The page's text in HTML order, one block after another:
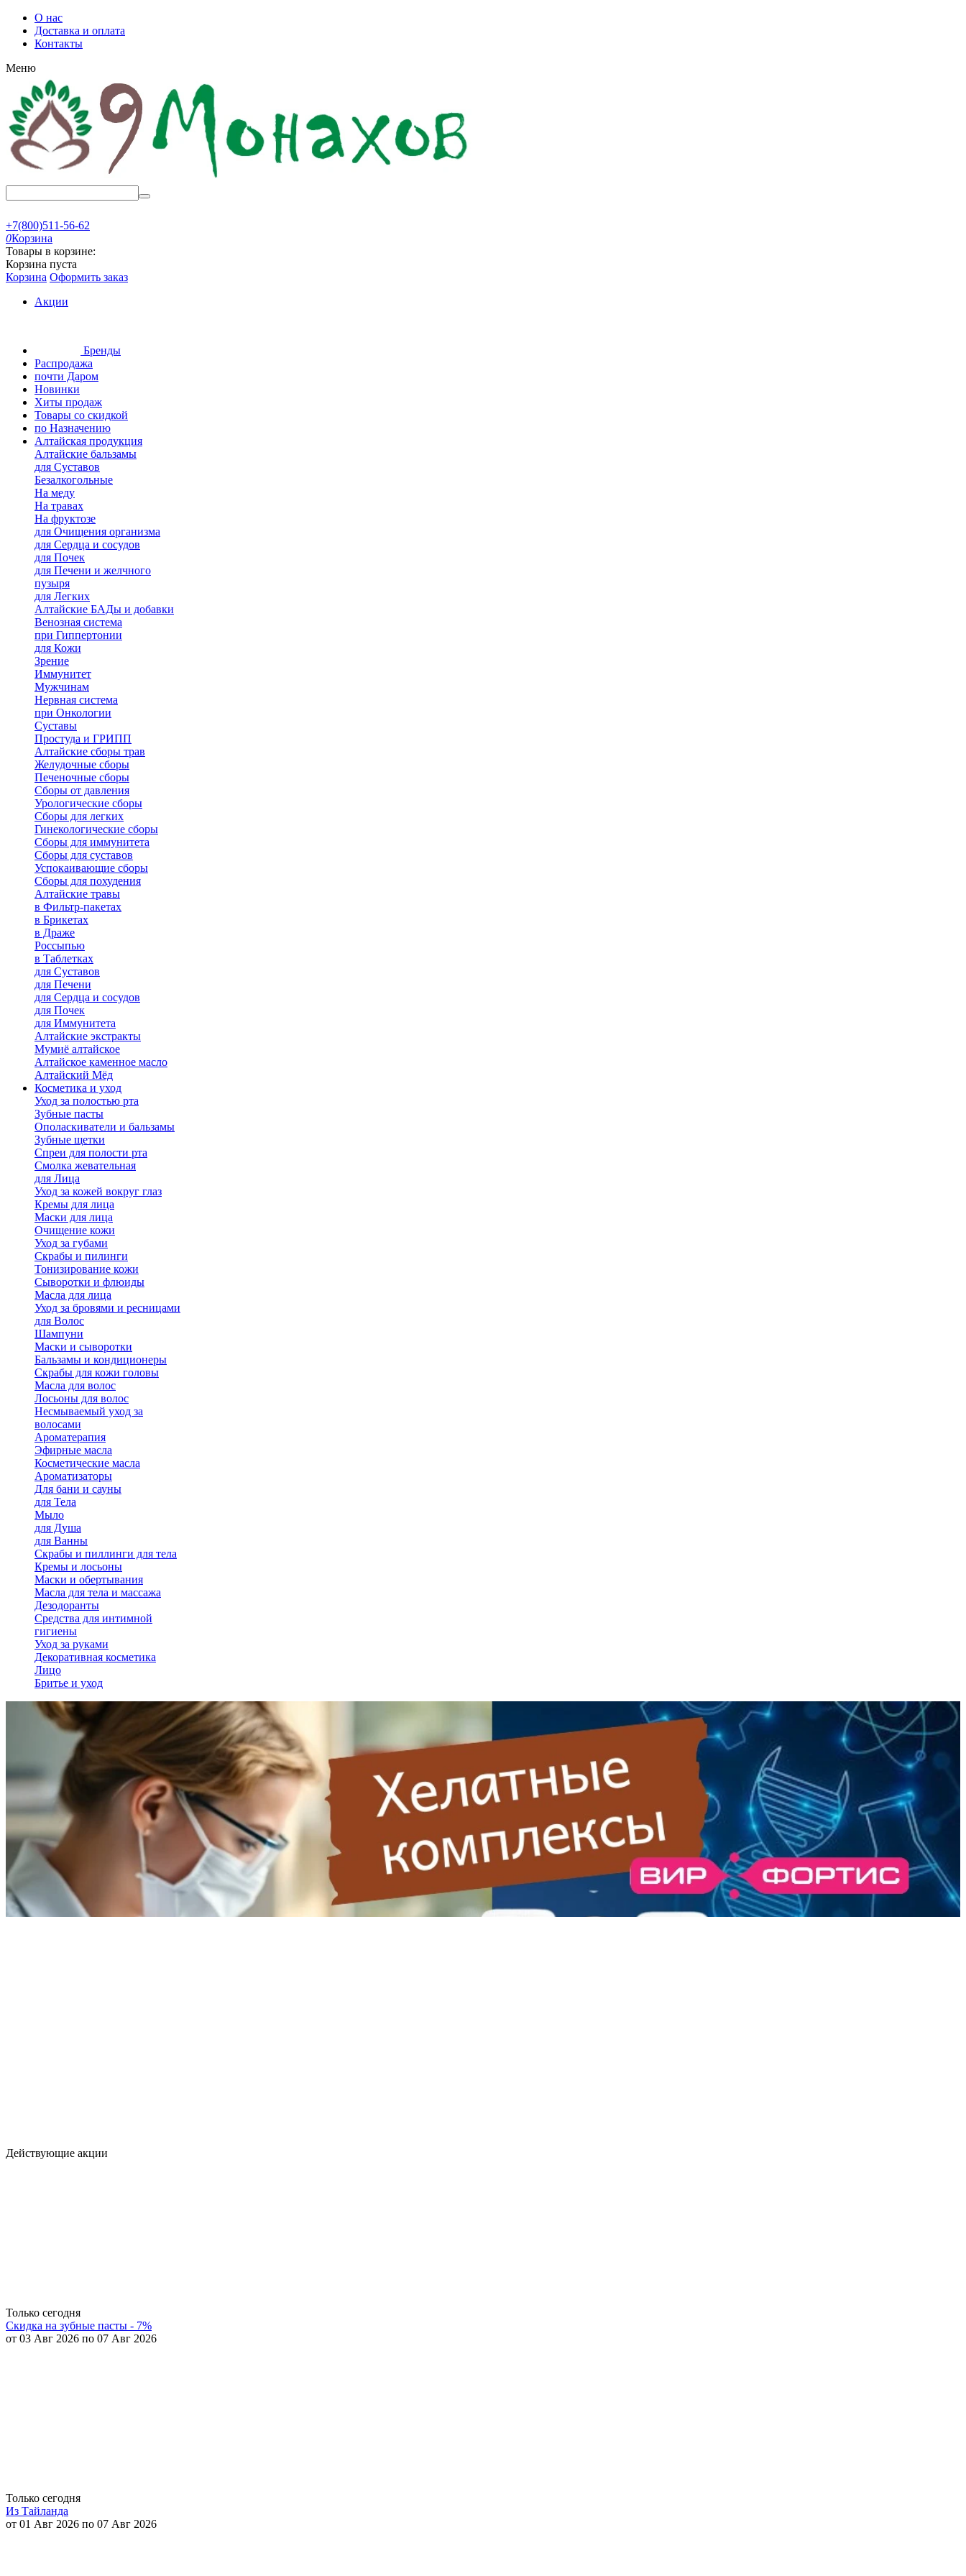
О нас
Доставка и оплата
Контакты
Меню
+7(800)511-56-62
0Корзина
Товары в корзине:
Корзина пуста
Корзина Оформить заказ
Акции
Бренды
Распродажа
почти Даром
Новинки
Хиты продаж
Товары со скидкой
по Назначению
Алтайская продукция
Алтайские бальзамы
для Суставов
Безалкогольные
На меду
На травах
На фруктозе
для Очищения организма
для Сердца и сосудов
для Почек
для Печени и желчного
пузыря
для Легких
Алтайские БАДы и добавки
Венозная система
при Гиппертонии
для Кожи
Зрение
Иммунитет
Мужчинам
Нервная система
при Онкологии
Суставы
Простуда и ГРИПП
Алтайские сборы трав
Желудочные сборы
Печеночные сборы
Сборы от давления
Урологические сборы
Сборы для легких
Гинекологические сборы
Сборы для иммунитета
Сборы для суставов
Успокаивающие сборы
Сборы для похудения
Алтайские травы
в Фильтр-пакетах
в Брикетах
в Драже
Россыпью
в Таблетках
для Cуставов
для Печени
для Сердца и сосудов
для Почек
для Иммунитета
Алтайские экстракты
Мумиё алтайское
Алтайское каменное масло
Алтайский Мёд
Косметика и уход
Уход за полостью рта
Зубные пасты
Ополаскиватели и бальзамы
Зубные щетки
Спреи для полости рта
Смолка жевательная
для Лица
Уход за кожей вокруг глаз
Кремы для лица
Маски для лица
Очищение кожи
Уход за губами
Скрабы и пилинги
Тонизирование кожи
Сыворотки и флюиды
Масла для лица
Уход за бровями и ресницами
для Волос
Шампуни
Маски и сыворотки
Бальзамы и кондиционеры
Скрабы для кожи головы
Масла для волос
Лосьоны для волос
Несмываемый уход за
волосами
Ароматерапия
Эфирные масла
Косметические масла
Ароматизаторы
Для бани и сауны
для Тела
Мыло
для Душа
для Ванны
Скрабы и пиллинги для тела
Кремы и лосьоны
Маски и обертывания
Масла для тела и массажа
Дезодоранты
Средства для интимной
гигиены
Уход за руками
Декоративная косметика
Лицо
Бритье и уход
Действующие акции
Только сегодня
Скидка на зубные пасты - 7%
от 03 Авг 2026 по 07 Авг 2026
Только сегодня
Из Тайланда
от 01 Авг 2026 по 07 Авг 2026